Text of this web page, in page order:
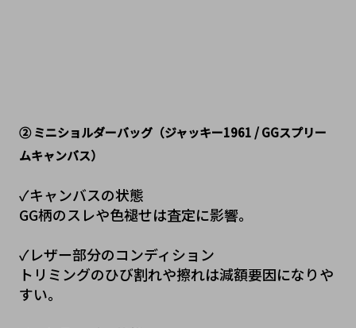
② ミニショルダーバッグ（ジャッキー1961 / GGスプリー
ムキャンバス）
✓キャンバスの状態
GG柄のスレや色褪せは査定に影響。
✓レザー部分のコンディション
トリミングのひび割れや擦れは減額要因になりや
すい。